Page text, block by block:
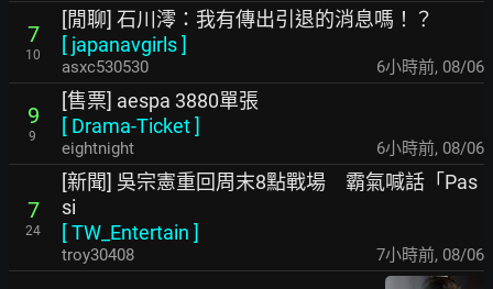
7
10
[閒聊] 石川澪：我有傳出引退的消息嗎！？
[ japanavgirls]
asxc530530 6小時前, 08/06
9
9
[售票] aespa 3880單張
[ Drama-Ticket]
eightnight 6小時前, 08/06
7
24
[新聞] 吳宗憲重回周末8點戰場 霸氣喊話「Pas
si
[TW_Entertain ]
troy30408 7小時前, 08/06